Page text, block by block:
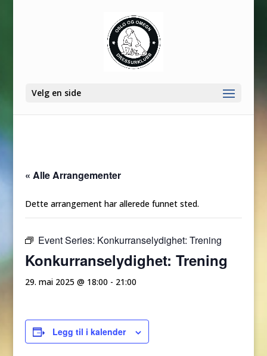
Velg en side
« Alle Arrangementer
Dette arrangement har allerede funnet sted.
Event Series: Konkurranselydighet: Trening
Konkurranselydighet: Trening
29. mai 2025 @ 18:00 - 21:00
Legg til i kalender